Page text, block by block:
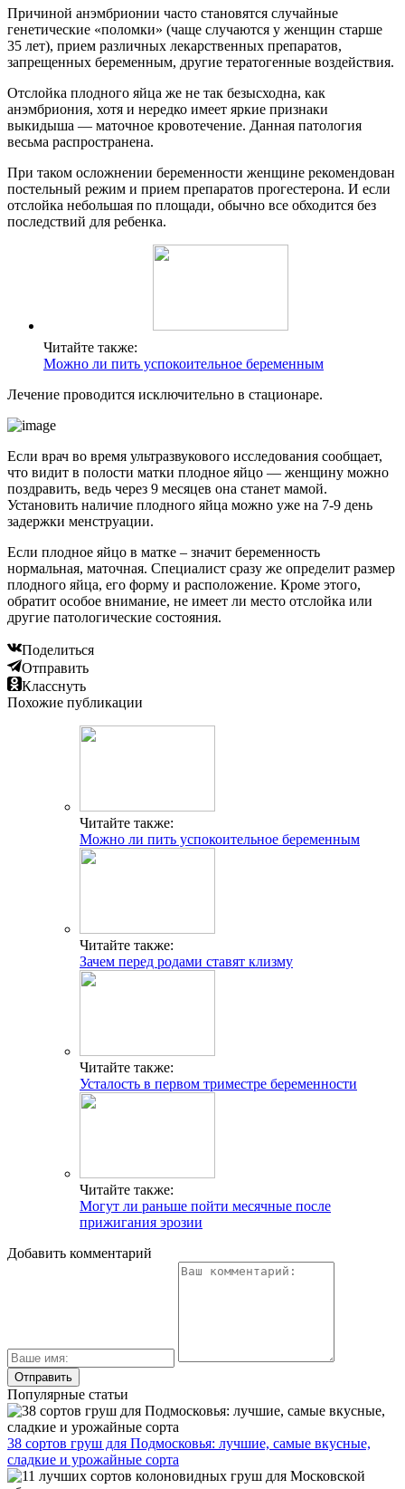
Причиной анэмбрионии часто становятся случайные
генетические «поломки» (чаще случаются у женщин старше
35 лет), прием различных лекарственных препаратов,
запрещенных беременным, другие тератогенные воздействия.
Отслойка плодного яйца же не так безысходна, как
анэмбриония, хотя и нередко имеет яркие признаки
выкидыша — маточное кровотечение. Данная патология
весьма распространена.
При таком осложнении беременности женщине рекомендован
постельный режим и прием препаратов прогестерона. И если
отслойка небольшая по площади, обычно все обходится без
последствий для ребенка.
Читайте также:
Можно ли пить успокоительное беременным
Лечение проводится исключительно в стационаре.
Если врач во время ультразвукового исследования сообщает,
что видит в полости матки плодное яйцо — женщину можно
поздравить, ведь через 9 месяцев она станет мамой.
Установить наличие плодного яйца можно уже на 7-9 день
задержки менструации.
Если плодное яйцо в матке – значит беременность
нормальная, маточная. Специалист сразу же определит размер
плодного яйца, его форму и расположение. Кроме этого,
обратит особое внимание, не имеет ли место отслойка или
другие патологические состояния.
Поделиться
Отправить
Класснуть
Похожие публикации
Читайте также:
Можно ли пить успокоительное беременным
Читайте также:
Зачем перед родами ставят клизму
Читайте также:
Усталость в первом триместре беременности
Читайте также:
Могут ли раньше пойти месячные после
прижигания эрозии
Добавить комментарий
Популярные статьи
38 сортов груш для Подмосковья: лучшие, самые вкусные,
сладкие и урожайные сорта